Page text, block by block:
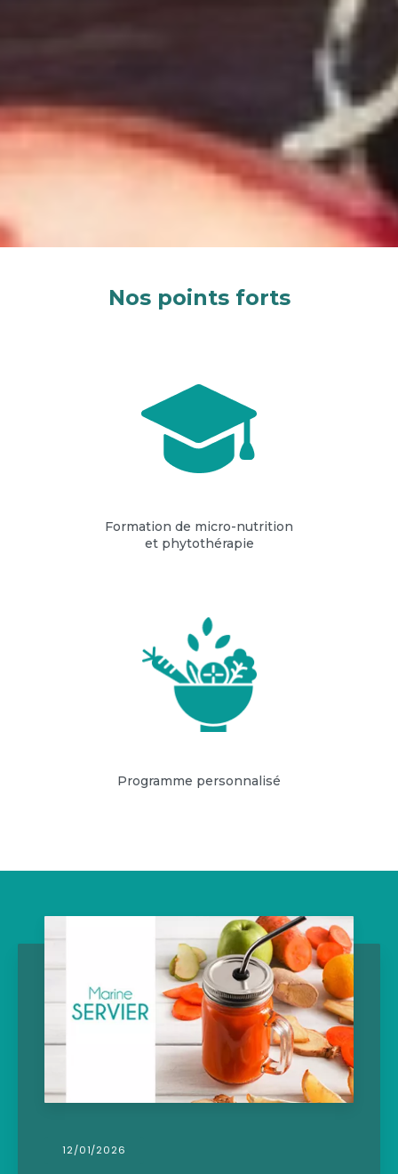
Nos points forts
Formation de micro-nutrition
et phytothérapie
Programme personnalisé